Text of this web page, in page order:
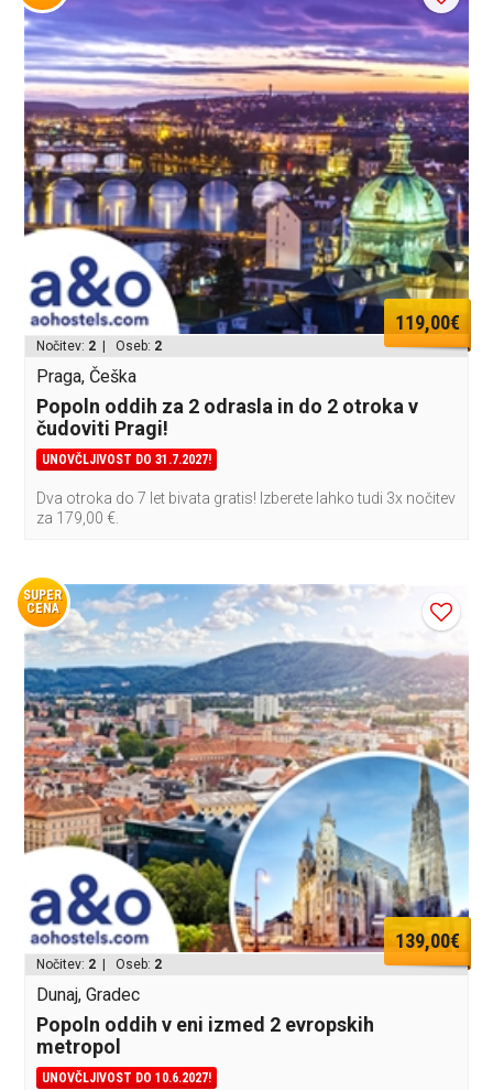
119,00€
Nočitev: 2 | Oseb: 2
Praga, Češka
Popoln oddih za 2 odrasla in do 2 otroka v
čudoviti Pragi!
UNOVČLJIVOST DO 31.7.2027!
Dva otroka do 7 let bivata gratis! Izberete lahko tudi 3x nočitev
za 179,00 €.
SUPER
CENA
139,00€
Nočitev: 2 | Oseb: 2
Dunaj, Gradec
Popoln oddih v eni izmed 2 evropskih
metropol
UNOVČLJIVOST DO 10.6.2027!